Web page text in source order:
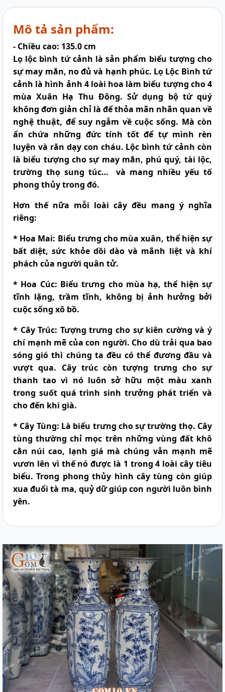
Mô tả sản phẩm:
- Chiều cao: 135.0 cm
Lọ lộc bình tứ cảnh là sản phẩm biểu tượng cho
sự may mắn, no đủ và hạnh phúc. Lọ Lộc Bình tứ
cảnh là hình ảnh 4 loài hoa làm biểu tượng cho 4
mùa Xuân Hạ Thu Đông. Sử dụng bộ tứ quý
không đơn giản chỉ là để thỏa mãn nhãn quan về
nghệ thuật, để suy ngẫm về cuộc sống. Mà còn
ẩn chứa những đức tính tốt để tự mình rèn
luyện và răn dạy con cháu. Lộc bình tứ cảnh còn
là biểu tượng cho sự may mắn, phú quý, tài lộc,
trường thọ sung túc… và mang nhiều yếu tố
phong thủy trong đó.
Hơn thế nữa mỗi loài cây đều mang ý nghĩa
riêng:
* Hoa Mai: Biểu trưng cho mùa xuân, thể hiện sự
bất diệt, sức khỏe dồi dào và mãnh liệt và khí
phách của người quân tử.
* Hoa Cúc: Biểu trưng cho mùa hạ, thể hiện sự
tĩnh lặng, trầm tĩnh, không bị ảnh hưởng bởi
cuộc sống xô bồ.
* Cây Trúc: Tượng trưng cho sự kiên cường và ý
chí mạnh mẽ của con người. Cho dù trải qua bao
sóng gió thì chúng ta đều có thể đương đầu và
vượt qua. Cây trúc còn tượng trưng cho sự
thanh tao vì nó luôn sở hữu một màu xanh
trong suốt quá trình sinh trưởng phát triển và
cho đến khi già.
* Cây Tùng: Là biểu trưng cho sự trường thọ. Cây
tùng thường chỉ mọc trên những vùng đất khô
cằn núi cao, lạnh giá mà chúng vẫn mạnh mẽ
vươn lên vì thế nó được là 1 trong 4 loài cây tiêu
biểu. Trong phong thủy hình cây tùng còn giúp
xua đuổi tà ma, quỷ dữ giúp con người luôn bình
yên.